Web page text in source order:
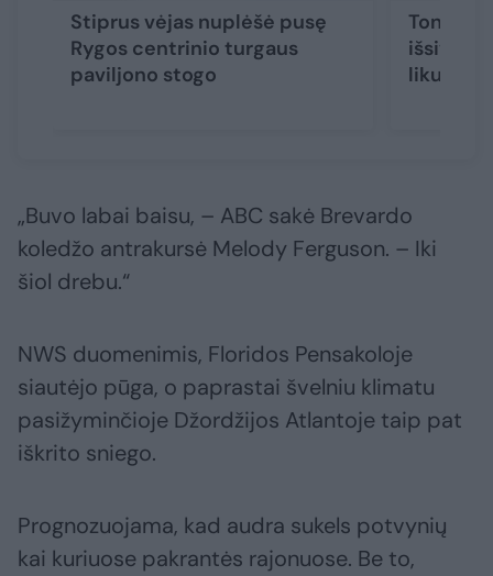
Stiprus vėjas nuplėšė pusę
Rygos centrinio turgaus
paviljono stogo
Tonga
likusiu
„Buvo labai baisu, – ABC sakė Brevardo
koledžo antrakursė Melody Ferguson. – Iki
šiol drebu.“
NWS duomenimis, Floridos Pensakoloje
siautėjo pūga, o paprastai švelniu klimatu
pasižyminčioje Džordžijos Atlantoje taip pat
iškrito sniego.
Prognozuojama, kad audra sukels potvynių
kai kuriuose pakrantės rajonuose. Be to,